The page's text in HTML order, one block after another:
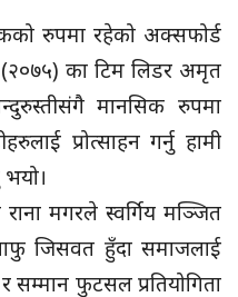
रुपमा रहेको अक्सफोर्ड
का टिम लिडर अमृत
मानसिक रुपमा
प्रोत्साहन गर्नु हामी
मगरले स्वर्गिय मञ्जित
जिसवत हुँदा समाजलाई
सम्मान फुटसल प्रतियोगिता